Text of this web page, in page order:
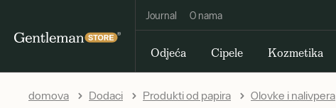
Journal O nama
Odjeća Cipele Kozmetika
domova Dodaci Produkti od papira Olovke i nalivpera